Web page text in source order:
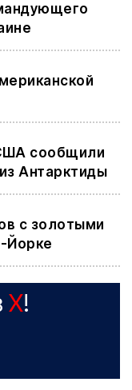
сообщили
Антарктиды
с золотыми
Йорке
X!